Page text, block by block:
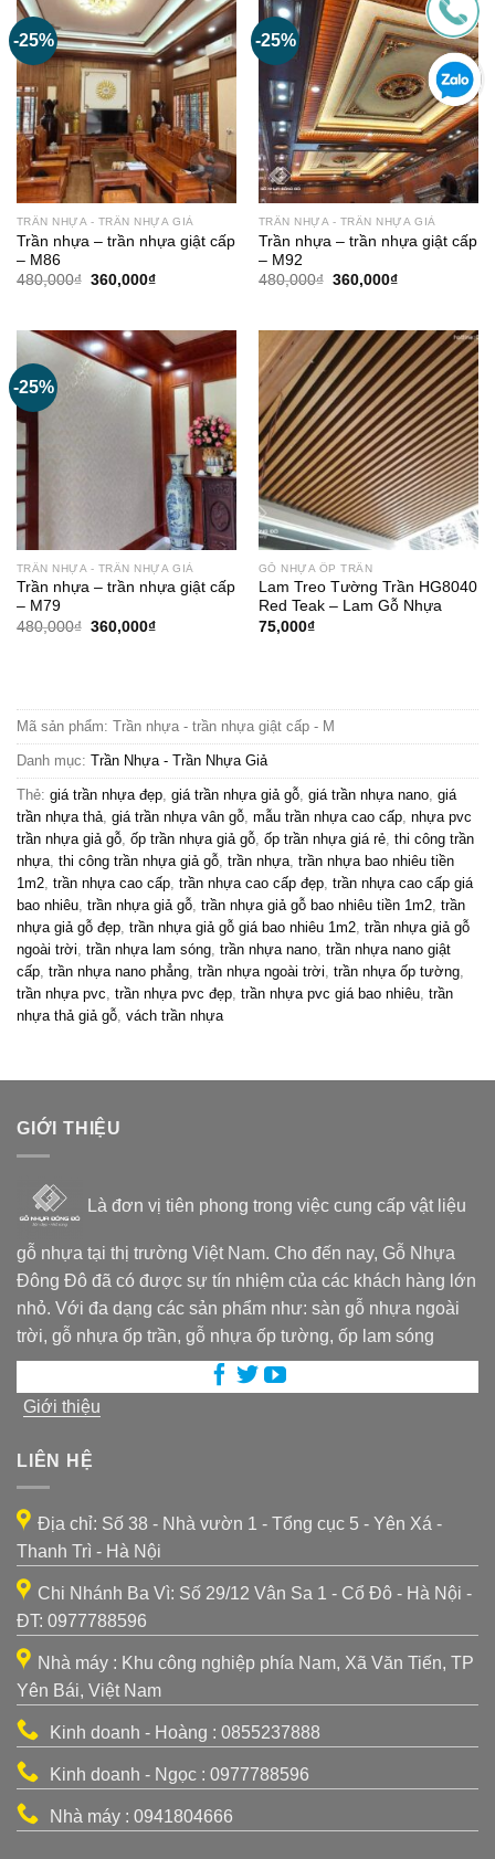
-25%
TRẦN NHỰA - TRẦN NHỰA GIẢ
Trần nhựa – trần nhựa giật cấp
– M86
480,000₫ Giá
360,000₫Giá
360,000₫.
-25%
TRẦN NHỰA - TRẦN NHỰA GIẢ
Trần nhựa – trần nhựa giật cấp
– M92
480,000₫ Giá
360,000₫Giá
360,000₫.
-25%
TRẦN NHỰA - TRẦN NHỰA GIẢ
Trần nhựa – trần nhựa giật cấp
– M79
480,000₫ Giá
360,000₫Giá
GỖ NHỰA ỐP TRẦN
Lam Treo Tường Trần HG8040
Red Teak – Lam Gỗ Nhựa
75,000₫
Mã sản phẩm: Trần nhựa - trần nhựa giật cấp - M
Danh mục: Trần Nhựa - Trần Nhựa Giả
Thẻ: giá trần nhựa đẹp, giá trần nhựa giả gỗ, giá trần nhựa nano, giá
trần nhựa thả, giá trần nhựa vân gỗ, mẫu trần nhựa cao cấp, nhựa pvc
trần nhựa giả gỗ, ốp trần nhựa giả gỗ, ốp trần nhựa giá rẻ, thi công trần
nhựa, thi công trần nhựa giả gỗ, trần nhựa, trần nhựa bao nhiêu tiền
1m2, trần nhựa cao cấp, trần nhựa cao cấp đẹp, trần nhựa cao cấp giá
bao nhiêu, trần nhựa giả gỗ, trần nhựa giả gỗ bao nhiêu tiền 1m2, trần
nhựa giả gỗ đẹp, trần nhựa giả gỗ giá bao nhiêu 1m2, trần nhựa giả gỗ
ngoài trời, trần nhựa lam sóng, trần nhựa nano, trần nhựa nano giật
cấp, trần nhựa nano phẳng, trần nhựa ngoài trời, trần nhựa ốp tường,
trần nhựa pvc, trần nhựa pvc đẹp, trần nhựa pvc giá bao nhiêu, trần
nhựa thả giả gỗ, vách trần nhựa
GIỚI THIỆU
Là đơn vị tiên phong trong việc cung cấp vật liệu
gỗ nhựa tại thị trường Việt Nam. Cho đến nay, Gỗ Nhựa
Đông Đô đã có được sự tín nhiệm của các khách hàng lớn
nhỏ. Với đa dạng các sản phẩm như: sàn gỗ nhựa ngoài
trời, gỗ nhựa ốp trần, gỗ nhựa ốp tường, ốp lam sóng
Giới thiệu
LIÊN HỆ
Địa chỉ: Số 38 - Nhà vườn 1 - Tổng cục 5 - Yên Xá -
Thanh Trì - Hà Nội
Chi Nhánh Ba Vì: Số 29/12 Vân Sa 1 - Cổ Đô - Hà Nội -
ĐT: 0977788596
Nhà máy : Khu công nghiệp phía Nam, Xã Văn Tiến, TP
Yên Bái, Việt Nam
Kinh doanh - Hoàng : 0855237888
Kinh doanh - Ngọc : 0977788596
Nhà máy : 0941804666